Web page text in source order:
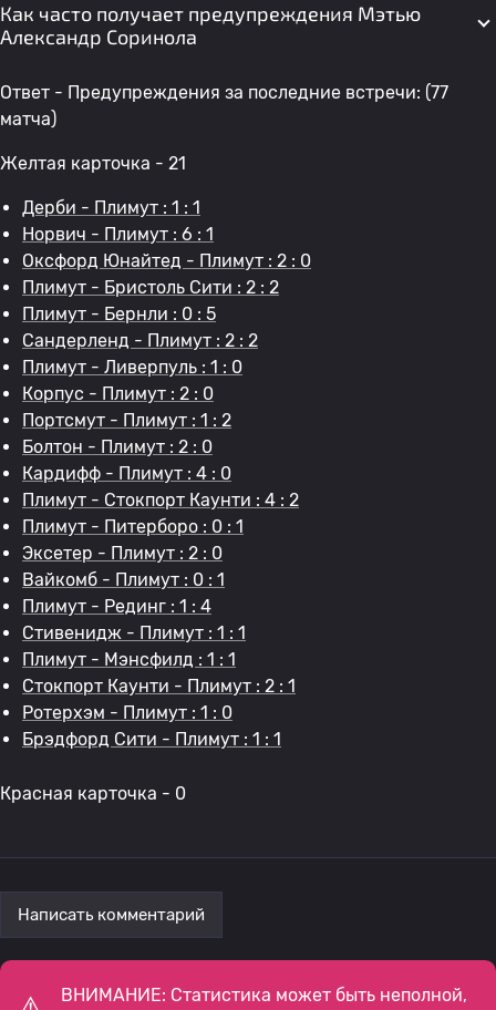
Как часто получает предупреждения Мэтью
Александр Соринола
Ответ - Предупреждения за последние встречи: (77
матча)
Желтая карточка - 21
Дерби - Плимут : 1 : 1
Норвич - Плимут : 6 : 1
Оксфорд Юнайтед - Плимут : 2 : 0
Плимут - Бристоль Сити : 2 : 2
Плимут - Бернли : 0 : 5
Сандерленд - Плимут : 2 : 2
Плимут - Ливерпуль : 1 : 0
Корпус - Плимут : 2 : 0
Портсмут - Плимут : 1 : 2
Болтон - Плимут : 2 : 0
Кардифф - Плимут : 4 : 0
Плимут - Стокпорт Каунти : 4 : 2
Плимут - Питерборо : 0 : 1
Эксетер - Плимут : 2 : 0
Вайкомб - Плимут : 0 : 1
Плимут - Рединг : 1 : 4
Стивенидж - Плимут : 1 : 1
Плимут - Мэнсфилд : 1 : 1
Стокпорт Каунти - Плимут : 2 : 1
Ротерхэм - Плимут : 1 : 0
Брэдфорд Сити - Плимут : 1 : 1
Красная карточка - 0
Написать комментарий
ВНИМАНИЕ: Статистика может быть неполной,